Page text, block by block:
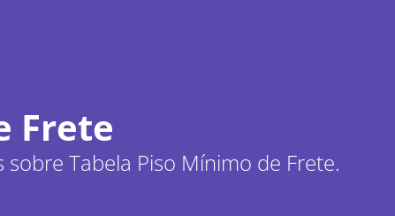
Frete
Tabela Piso Mínimo de Frete.